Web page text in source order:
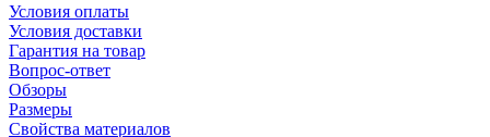
Условия оплаты
Условия доставки
Гарантия на товар
Вопрос-ответ
Обзоры
Размеры
Свойства материалов